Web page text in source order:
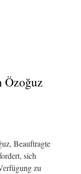
Özoğuz
Beauftragte
sich
zu